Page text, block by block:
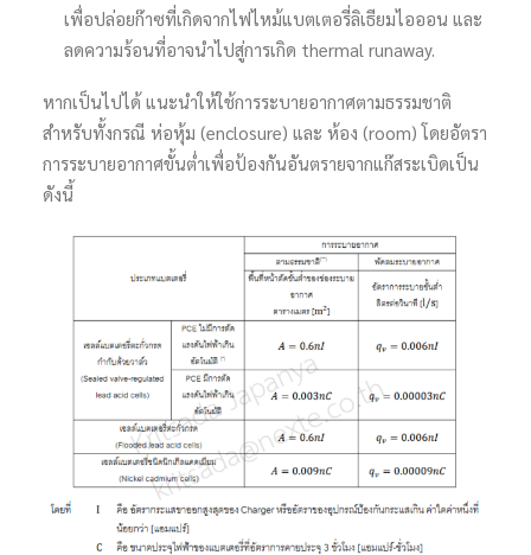
เพื่อปล่อยก๊าซที่เกิดจากไฟไหม้แบตเตอรี่ลิเธียมไอออน และ
ลดความร้อนที่อาจนำไปสู่การเกิด thermal runaway.
หากเป็นไปได้ แนะนำให้ใช้การระบายอากาศตามธรรมชาติ
สำหรับทั้งกรณี ห่อหุ้ม (enclosure) และ ห้อง (room) โดยอัตรา
การระบายอากาศขั้นต่ำเพื่อป้องกันอันตรายจากแก๊สระเบิดเป็น
ดังนี้